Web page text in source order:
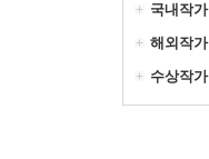
국내작가
해외작가
수상작가